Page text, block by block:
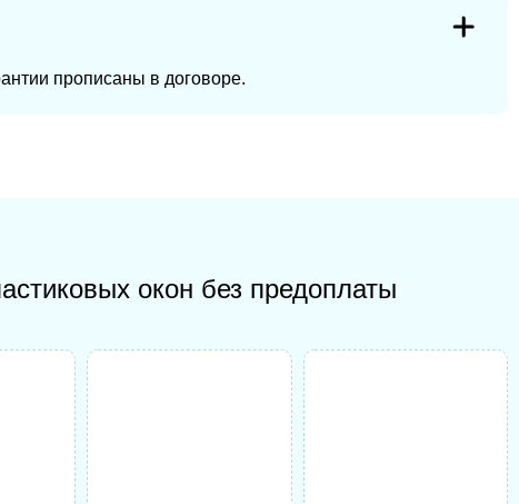
прописаны в договоре.
окон без предоплаты